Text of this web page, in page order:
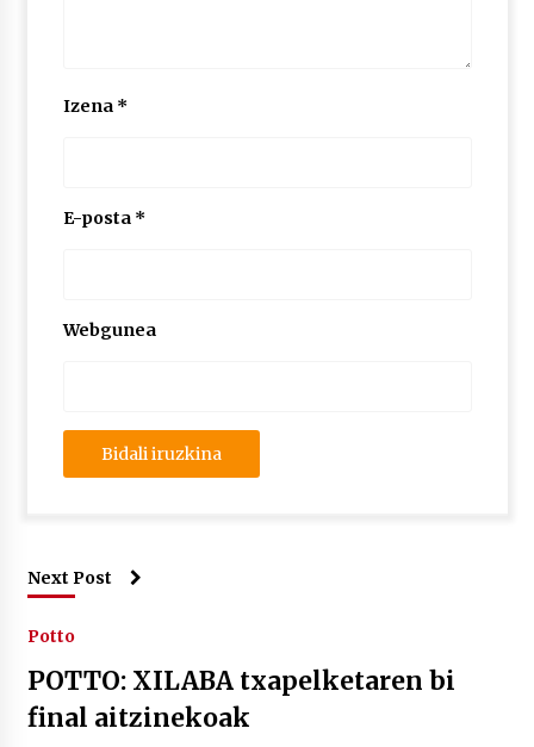
Izena *
E-posta *
Webgunea
Next Post
Potto
POTTO: XILABA txapelketaren bi
final aitzinekoak